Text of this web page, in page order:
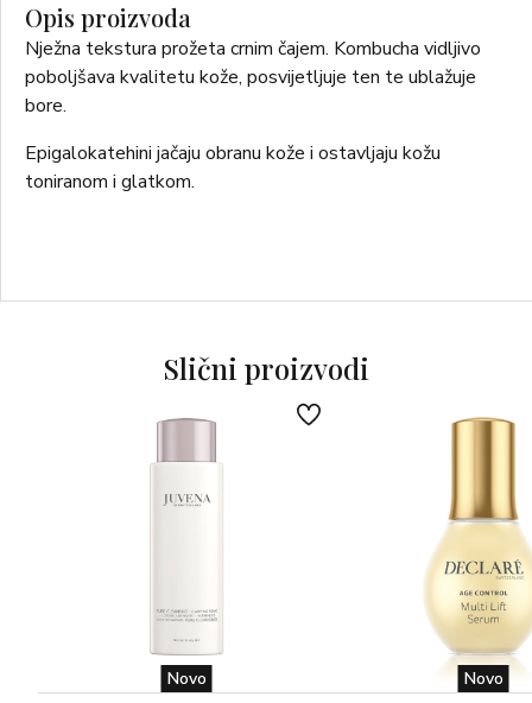
Opis proizvoda
Nježna tekstura prožeta crnim čajem. Kombucha vidljivo
poboljšava kvalitetu kože, posvijetljuje ten te ublažuje
bore.
Epigalokatehini jačaju obranu kože i ostavljaju kožu
toniranom i glatkom.
Slični proizvodi
Novo Novo